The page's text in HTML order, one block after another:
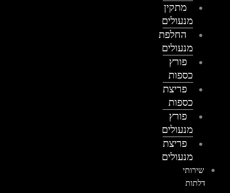
מתקין
מנעולים
החלפת
מנעולים
פורץ
כספות
פריצת
כספות
פורץ
מנעולים
פריצת
מנעולים
שירותי
דלתות